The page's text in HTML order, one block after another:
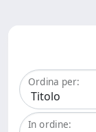
Ordina per:
In ordine: